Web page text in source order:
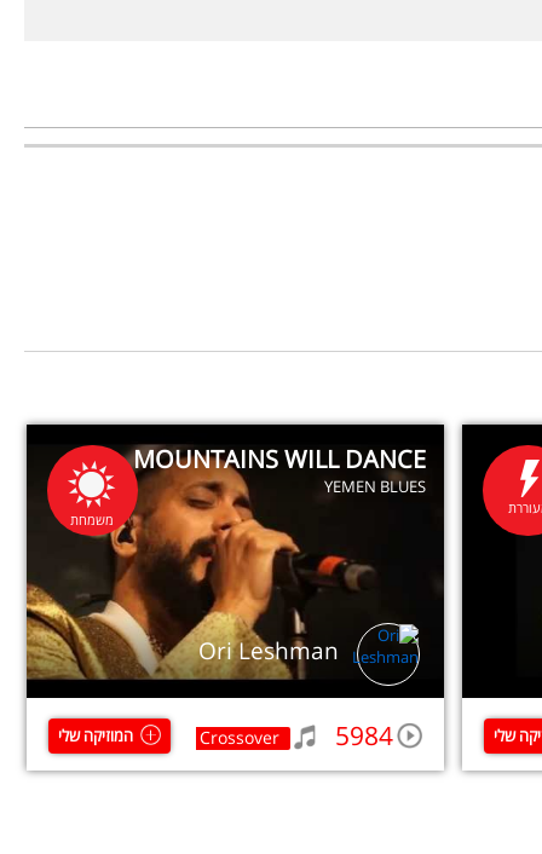
שלי
MOUNTAINS WILL DANCE
YEMEN BLUES
משמחת
Ori Leshman
5984
Crossover המוזיקה שלי